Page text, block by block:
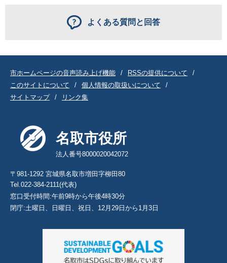
よくある質問と回答
市ホームページの音声読み上げ機能
RSSの提供について
このサイトについて
個人情報の取扱いについて
サイトマップ
リンク集
名取市役所
法人番号8000020042072
〒981-1292 宮城県名取市増田字柳田80
Tel.022-384-2111(代表)
窓口受付時間:午前9時から午後4時30分
閉庁:土曜日、日曜日、祝日、12月29日から1月3日